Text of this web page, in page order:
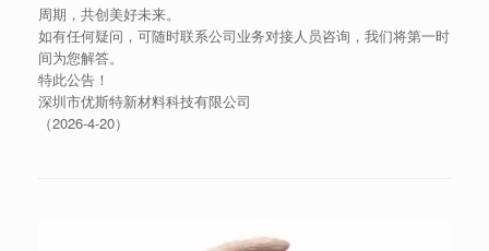
周期，共创美好未来。
如有任何疑问，可随时联系公司业务对接人员咨询，我们将第一时
间为您解答。
特此公告！
深圳市优斯特新材料科技有限公司
（2026-4-20）